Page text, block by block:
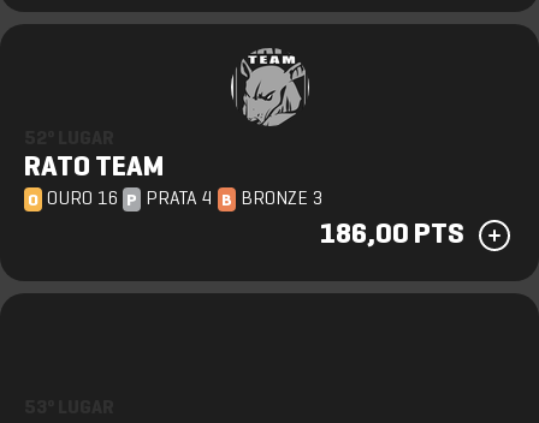
RATO TEAM
O OURO 16 P PRATA 4 B BRONZE 3
186,00 PTS